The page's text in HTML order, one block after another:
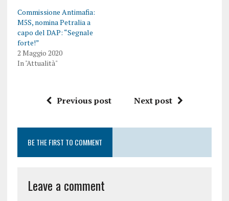
Commissione Antimafia:
M5S, nomina Petralia a
capo del DAP: “Segnale
forte!”
2 Maggio 2020
In "Attualità"
Previous post Next post
BE THE FIRST TO COMMENT
Leave a comment